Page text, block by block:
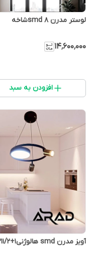
لوستر مدرن smd ۸شاخه
۱۴٬۶۰۰٬۰۰۰
افزودن به سبد
آویز مدرن smd هالوژنیp311/2+1